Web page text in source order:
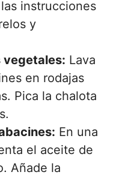
instrucciones
y
vegetales: Lava
en rodajas
Pica la chalota
En una
el aceite de
Añade la